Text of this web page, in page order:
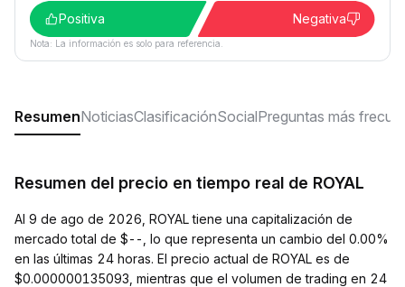
Positiva
Negativa
Nota: La información es solo para referencia.
ResumenNoticiasClasificaciónSocialPreguntas más
Resumen del precio en tiempo real de ROYAL
Al 9 de ago de 2026, ROYAL tiene una capitalización de
mercado total de $--, lo que representa un cambio del 0.00%
en las últimas 24 horas. El precio actual de ROYAL es de
$0.000000135093, mientras que el volumen de trading en 24